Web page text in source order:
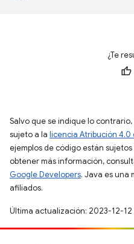
¿Te
Salvo que se indique lo
sujeto a la licencia Atribución
ejemplos de código están sujetos
obtener más información,
Google Developers. Java es una
afiliados.
Última actualización: 2023-12-12